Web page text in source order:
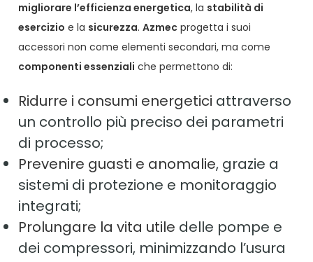
migliorare l’efficienza energetica, la stabilità di
esercizio e la sicurezza.Azmec progetta i suoi
accessori non come elementi secondari, ma come
componenti essenziali che permettono di:
Ridurre i consumi energetici attraverso
un controllo più preciso dei parametri
di processo;
Prevenire guasti e anomalie, grazie a
sistemi di protezione e monitoraggio
integrati;
Prolungare la vita utile delle pompe e
dei compressori, minimizzando l’usura